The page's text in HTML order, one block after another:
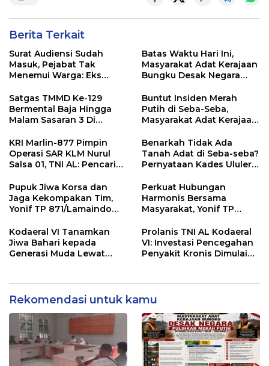
Berita Terkait
Surat Audiensi Sudah
Masuk, Pejabat Tak
Menemui Warga: Eks
Pelayanan Dinas
Transmigrasi Luwu Timur
Batas Waktu Hari Ini,
Masyarakat Adat Kerajaan
Bungku Desak Negara
Seba-Seba
Satgas TMMD Ke-129
Bermental Baja Hingga
Malam Sasaran 3 Di
Buntut Insiden Merah
Putih di Seba-Seba,
Masyarakat Adat Kerajaan
Berjihad Secara
Konstitusional
KRI Marlin-877 Pimpin
Operasi SAR KLM Nurul
Salsa 01, TNI AL: Pencarian
Seluruh Korban
Ditemukan
Benarkah Tidak Ada
Tanah Adat di Seba-seba?
Pernyataan Kades Ululere
Dokumen Pemerintah
Pupuk Jiwa Korsa dan
Jaga Kekompakan Tim,
Yonif TP 871/Lamaindo
Nobar Piala Dunia
Perkuat Hubungan
Harmonis Bersama
Masyarakat, Yonif TP
Selenggarakan Nobar
Bola Gembira
Kodaeral VI Tanamkan
Jiwa Bahari kepada
Generasi Muda Lewat
Prolanis TNI AL Kodaeral
VI: Investasi Pencegahan
Penyakit Kronis Dimulai
Rekomendasi untuk kamu